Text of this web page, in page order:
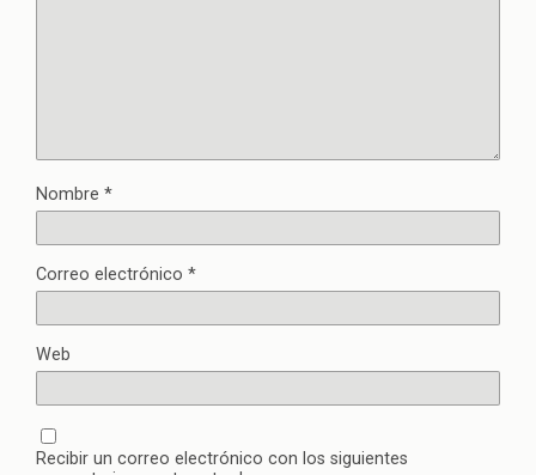
Nombre *
Correo electrónico *
Web
Recibir un correo electrónico con los siguientes